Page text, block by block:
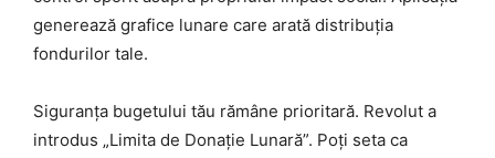
generează grafice lunare care arată distribuția
fondurilor tale.
Siguranța bugetului tău rămâne prioritară. Revolut a
introdus „Limita de Donație Lunară”. Poți seta ca